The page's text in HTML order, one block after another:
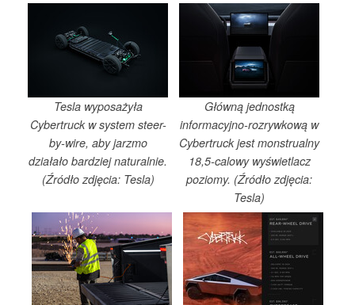
Tesla wyposażyła
Cybertruck w system steer-
by-wire, aby jarzmo
działało bardziej naturalnie.
(Źródło zdjęcia: Tesla)
Główną jednostką
informacyjno-rozrywkową w
Cybertruck jest monstrualny
18,5-calowy wyświetlacz
poziomy. (Źródło zdjęcia:
Tesla)